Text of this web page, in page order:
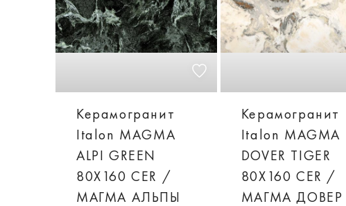
Керамогранит
Italon MAGMA
ALPI GREEN
80X160 CER /
МАГМА АЛЬПЫ
Керамогранит
Italon MAGMA
DOVER TIGER
80X160 CER /
МАГМА ДОВЕР